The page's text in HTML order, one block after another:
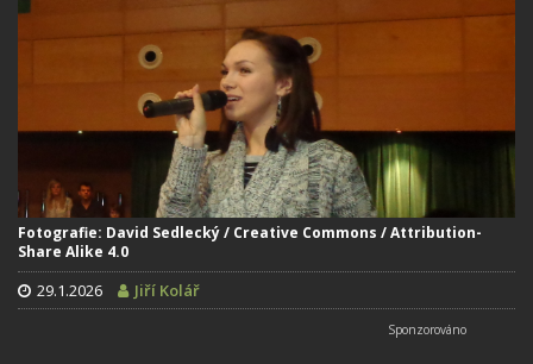
Fotografie: David Sedlecký / Creative Commons / Attribution-
Share Alike 4.0
29.1.2026 Jiří Kolář